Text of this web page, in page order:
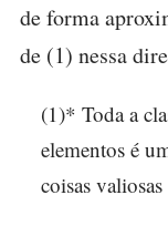
de forma
de (1) nessa
(1)* Toda a
elementos é
coisas valiosas